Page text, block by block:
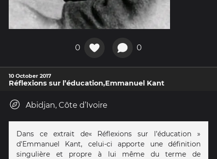
0 0
10 October 2017
Réflexions sur l’éducation,Emmanuel Kant
Abidjan, Côte d’Ivoire
Dans ce extrait de« Réflexions sur l’éducation »
d'Emmanuel Kant, celui-ci apporte une définition
singulière et propre à lui même du terme de